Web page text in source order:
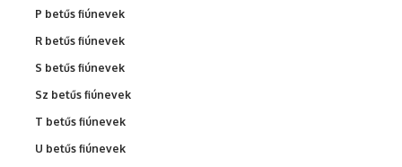
P betűs fiúnevek
R betűs fiúnevek
S betűs fiúnevek
Sz betűs fiúnevek
T betűs fiúnevek
U betűs fiúnevek